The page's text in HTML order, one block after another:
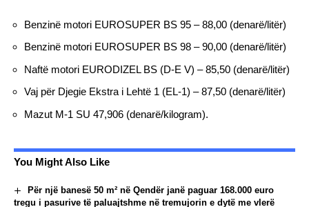
Benzinë motori EUROSUPER BS 95 – 88,00 (denarë/litër)
Benzinë motori EUROSUPER BS 98 – 90,00 (denarë/litër)
Naftë motori EURODIZEL BS (D-E V) – 85,50 (denarë/litër)
Vaj për Djegie Ekstra i Lehtë 1 (EL-1) – 87,50 (denarë/litër)
Mazut М-1 SU 47,906 (denarë/kilogram).
You Might Also Like
Për një banesë 50 m² në Qendër janë paguar 168.000 euro
tregu i pasurive të paluajtshme në tremujorin e dytë me vlerë